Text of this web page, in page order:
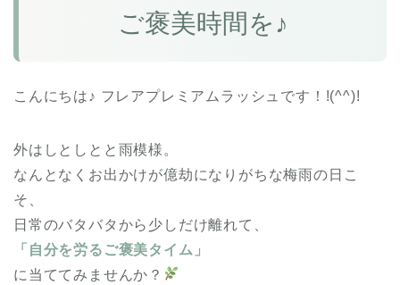
ご褒美時間を♪
こんにちは♪ フレアプレミアムラッシュです！!(^^)!
外はしとしとと雨模様。
なんとなくお出かけが億劫になりがちな梅雨の日こ
そ、
日常のバタバタから少しだけ離れて、
「自分を労るご褒美タイム」
に当ててみませんか？